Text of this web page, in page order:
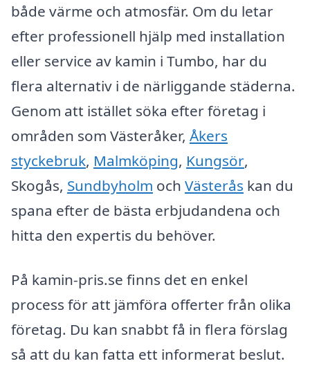
både värme och atmosfär. Om du letar
efter professionell hjälp med installation
eller service av kamin i Tumbo, har du
flera alternativ i de närliggande städerna.
Genom att istället söka efter företag i
områden som Västeråker, Åkers
styckebruk, Malmköping, Kungsör,
Skogås, Sundbyholm och Västerås kan du
spana efter de bästa erbjudandena och
hitta den expertis du behöver.
På kamin-pris.se finns det en enkel
process för att jämföra offerter från olika
företag. Du kan snabbt få in flera förslag
så att du kan fatta ett informerat beslut.